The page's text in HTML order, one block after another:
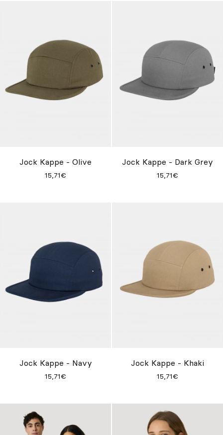
Jock Kappe - Olive
15,71€
Jock Kappe - Dark Grey
15,71€
Jock Kappe - Navy
15,71€
Jock Kappe - Khaki
15,71€